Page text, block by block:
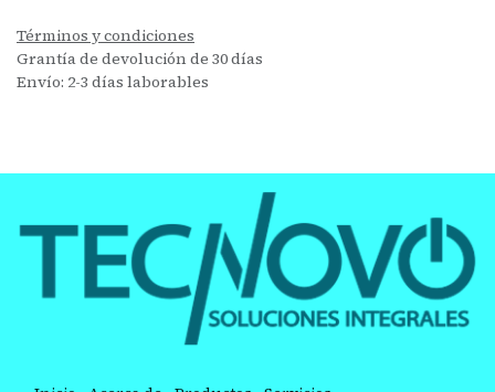
Términos y condiciones
Grantía de devolución de 30 días
Envío: 2-3 días laborables